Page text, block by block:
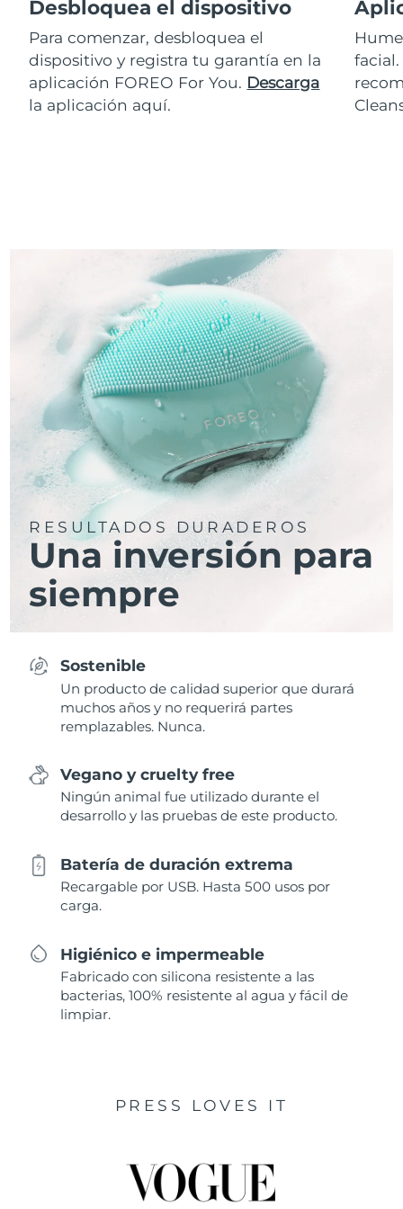
Desbloquea el dispositivo
Para comenzar, desbloquea el
dispositivo y registra tu garantía en la
aplicación FOREO For You. Descarga
la aplicación aquí.
RESULTADOS DURADEROS
Una inversión para
siempre
Sostenible
Un producto de calidad superior que durará
muchos años y no requerirá partes
remplazables. Nunca.
Vegano y cruelty free
Ningún animal fue utilizado durante el
desarrollo y las pruebas de este producto.
Batería de duración extrema
Recargable por USB. Hasta 500 usos por
carga.
Higiénico e impermeable
Fabricado con silicona resistente a las
bacterias, 100% resistente al agua y fácil de
limpiar.
PRESS LOVES IT